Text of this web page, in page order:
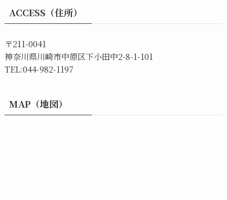
ACCESS（住所）
〒211-0041
神奈川県川崎市中原区下小田中2-8-1-101
TEL:044-982-1197
MAP（地図）